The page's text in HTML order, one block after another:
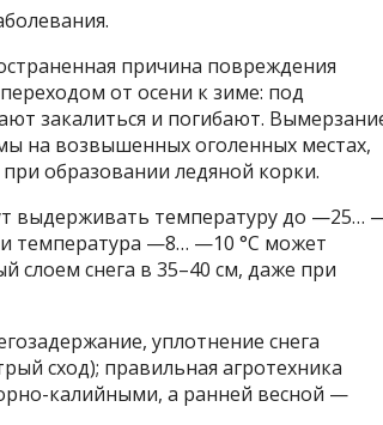
причина повреждения
от осени к зиме: под
закалиться и погибают.
на возвышенных оголенных местах,
образовании ледяной корки.
выдерживать температуру до —25…
и температура —8… —10 °С может
слоем снега в 35–40 см, даже при
уплотнение снега
сход); правильная агротехника
калийными, а ранней весной —